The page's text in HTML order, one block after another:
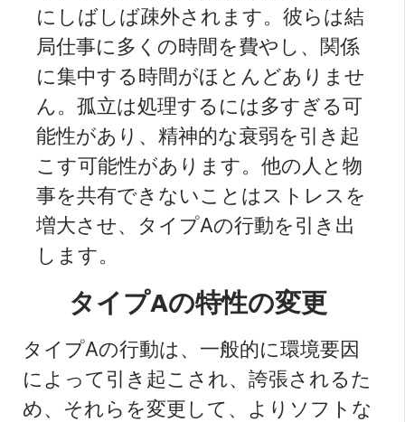
にしばしば疎外されます。彼らは結
局仕事に多くの時間を費やし、関係
に集中する時間がほとんどありませ
ん。孤立は処理するには多すぎる可
能性があり、精神的な衰弱を引き起
こす可能性があります。他の人と物
事を共有できないことはストレスを
増大させ、タイプAの行動を引き出
します。
タイプAの特性の変更
タイプAの行動は、一般的に環境要因
によって引き起こされ、誇張されるた
め、それらを変更して、よりソフトな